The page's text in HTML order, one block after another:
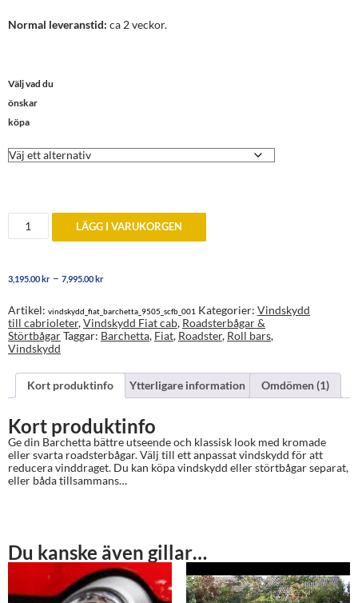
Normal leveranstid: ca 2 veckor.
Välj vad du
önskar
köpa
Fiat
Barchetta
1995-
med
utan
vindskydd
mängd
LÄGG I VARUKORGEN
3,195.00kr – 7,995.00krPrisintervall:
7,995.00 kr
Artikel: vindskydd_fiat_barchetta_9505_scfb_001 Kategorier: Vindskydd
till cabrioleter,Vindskydd Fiat cab, Roadsterbågar &
StörtbågarTaggar: Barchetta, Fiat, Roadster, Roll bars,
Vindskydd
Kort produktinfo Ytterligare information Omdömen (1)
Kort produktinfo
Ge din Barchetta bättre utseende och klassisk look med kromade
eller svarta roadsterbågar. Välj till ett anpassat vindskydd för att
reducera vinddraget. Du kan köpa vindskydd eller störtbågar separat,
eller båda tillsammans…
Du kanske även gillar…